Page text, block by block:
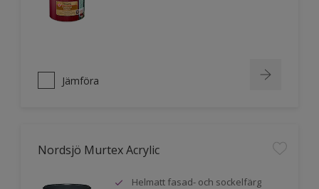
Jämföra
Nordsjö Murtex Acrylic
Helmatt fasad- och sockelfärg